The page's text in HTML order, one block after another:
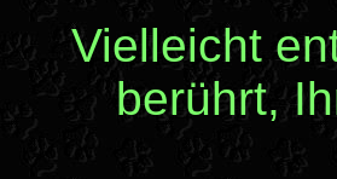
Vielleicht
berührt,